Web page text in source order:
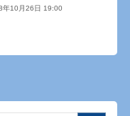
年10月26日 19:00